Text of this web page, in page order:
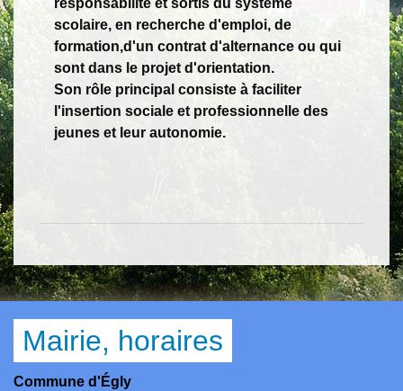
scolaire, en recherche d'emploi, de
formation,d'un contrat d'alternance ou qui
sont dans le projet d'orientation.
Son rôle principal consiste à faciliter
l'insertion sociale et professionnelle des
jeunes et leur autonomie.
Mairie, horaires
Commune d'Égly